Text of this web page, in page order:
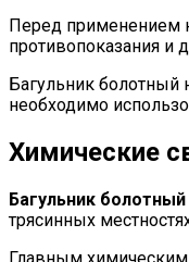
Перед применением
противопоказания и
Багульник
необходимо
Химические
Багульник болотный
трясинных